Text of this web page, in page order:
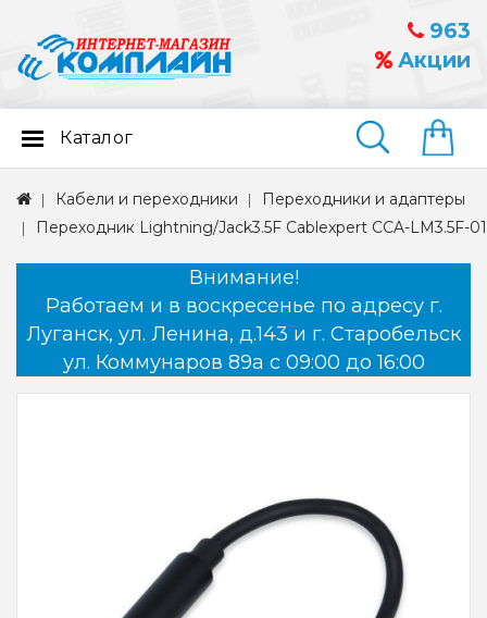
963
Акции
Найти
Каталог
Кабели и переходники
Переходники и адаптеры
Переходник Lightning/Jack3.5F Cablexpert CCA-LM3.5F-
Внимание!
Работаем и в воскресенье по адресу г.
Луганск, ул. Ленина, д.143 и г. Старобельск
ул. Коммунаров 89а с 09:00 до 16:00